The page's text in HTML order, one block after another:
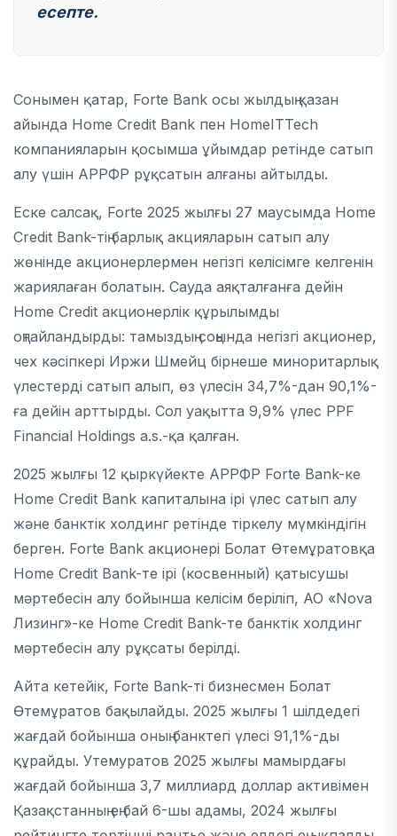
есепте.
Сонымен қатар, Forte Bank осы жылдың қазан
айында Home Credit Bank пен HomeITTech
компанияларын қосымша ұйымдар ретінде сатып
алу үшін АРРФР рұқсатын алғаны айтылды.
Еске салсақ, Forte 2025 жылғы 27 маусымда Home
Credit Bank-тің барлық акцияларын сатып алу
жөнінде акционерлермен негізгі келісімге келгенін
жариялаған болатын. Сауда аяқталғанға дейін
Home Credit акционерлік құрылымды
оңтайландырды: тамыздың соңында негізгі акционер,
чех кәсіпкері Иржи Шмейц бірнеше миноритарлық
үлестерді сатып алып, өз үлесін 34,7%-дан 90,1%-
ға дейін арттырды. Сол уақытта 9,9% үлес PPF
Financial Holdings a.s.-қа қалған.
2025 жылғы 12 қыркүйекте АРРФР Forte Bank-ке
Home Credit Bank капиталына ірі үлес сатып алу
және банктік холдинг ретінде тіркелу мүмкіндігін
берген. Forte Bank акционері Болат Өтемұратовқа
Home Credit Bank-те ірі (косвенный) қатысушы
мәртебесін алу бойынша келісім беріліп, АО «Nova
Лизинг»-ке Home Credit Bank-те банктік холдинг
мәртебесін алу рұқсаты берілді.
Айта кетейік, Forte Bank-ті бизнесмен Болат
Өтемұратов бақылайды. 2025 жылғы 1 шілдедегі
жағдай бойынша оның банктегі үлесі 91,1%-ды
құрайды. Утемуратов 2025 жылғы мамырдағы
жағдай бойынша 3,7 миллиард доллар активімен
Қазақстанның ең бай 6-шы адамы, 2024 жылғы